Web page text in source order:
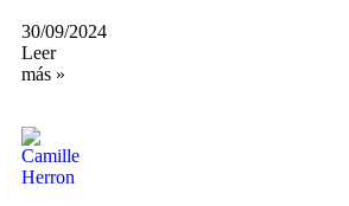
30/09/2024
Leer
más »